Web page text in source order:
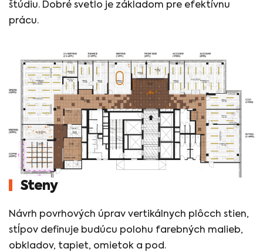
štúdiu. Dobré svetlo je základom pre efektívnu
prácu.
Steny
Návrh povrhových úprav vertikálnych plôcch stien,
stĺpov definuje budúcu polohu farebných malieb,
obkladov, tapiet, omietok a pod.